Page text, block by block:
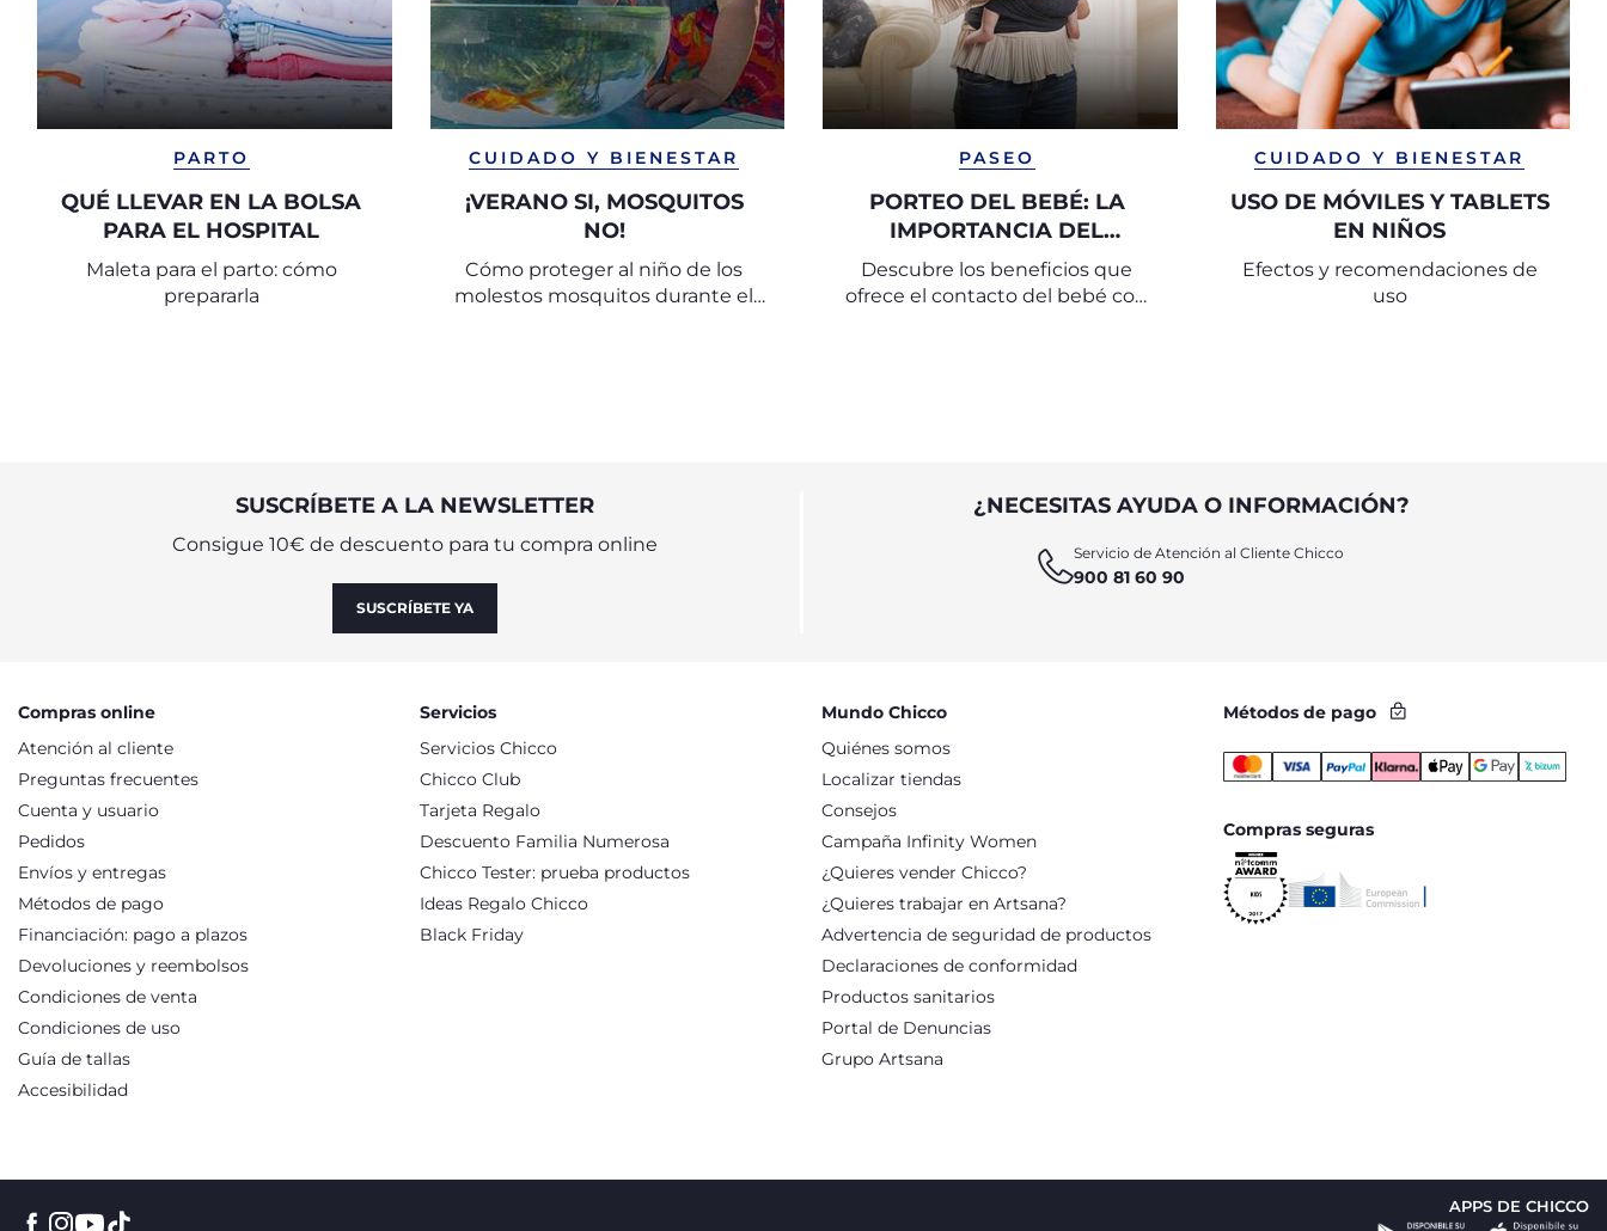
PARTO
QUÉ LLEVAR EN LA BOLSA
PARA EL HOSPITAL
Maleta para el parto: cómo
prepararla
CUIDADO Y BIENESTAR
¡VERANO SI, MOSQUITOS
NO!
Cómo proteger al niño de los
molestos mosquitos durante el
PASEO
PORTEO DEL BEBÉ: LA
IMPORTANCIA DEL
CONTACTO CON LOS
PADRES
Descubre los beneficios que
ofrece el contacto del bebé con
CUIDADO Y BIENESTAR
USO DE MÓVILES Y TABLETS
EN NIÑOS
Efectos y recomendaciones de
uso
SUSCRÍBETE A LA NEWSLETTER
Consigue 10€ de descuento para tu compra online
SUSCRÍBETE YA
¿NECESITAS AYUDA O INFORMACIÓN?
Servicio de Atención al Cliente Chicco
900 81 60 90
Compras online
Atención al cliente
Preguntas frecuentes
Cuenta y usuario
Pedidos
Envíos y entregas
Métodos de pago
Financiación: pago a plazos
Devoluciones y reembolsos
Condiciones de venta
Condiciones de uso
Guía de tallas
Accesibilidad
Servicios
Servicios Chicco
Chicco Club
Tarjeta Regalo
Descuento Familia Numerosa
Chicco Tester: prueba productos
Ideas Regalo Chicco
Black Friday
Mundo Chicco
Quiénes somos
Localizar tiendas
Consejos
Campaña Infinity Women
¿Quieres vender Chicco?
¿Quieres trabajar en Artsana?
Advertencia de seguridad de productos
Declaraciones de conformidad
Productos sanitarios
Portal de Denuncias
Grupo Artsana
Métodos de pago
Compras seguras
APPS DE CHICCO